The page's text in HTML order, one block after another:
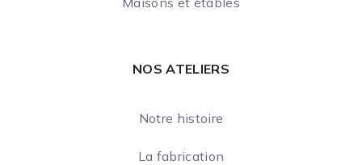
NOS ATELIERS
Notre histoire
La fabrication